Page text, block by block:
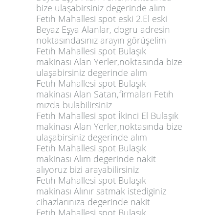
bize ulaşabirsiniz degerinde alım
Fetıh Mahallesi spot eski 2.El eski
Beyaz Eşya Alanlar, dogru adresin
noktasındasınız arayın görüşelim
Fetıh Mahallesi spot Bulaşık
makinası Alan Yerler,noktasında bize
ulaşabirsiniz degerinde alım
Fetıh Mahallesi spot Bulaşık
makinası Alan Satan,firmaları Fetıh
mızda bulabilirsiniz
Fetıh Mahallesi spot İkinci El Bulaşık
makinası Alan Yerler,noktasında bize
ulaşabirsiniz degerinde alım
Fetıh Mahallesi spot Bulaşık
makinası Alım degerinde nakit
alıyoruz bizi arayabilirsiniz
Fetıh Mahallesi spot Bulaşık
makinası Alınır satmak istediginiz
cihazlarınıza degerinde nakit
Fetıh Mahallesi spot Bulaşık